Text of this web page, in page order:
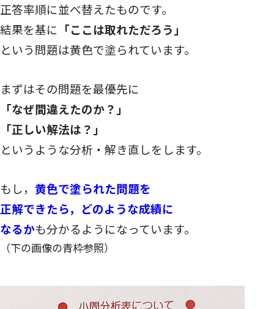
正答率順に並べ替えたものです。
結果を基に 「ここは取れただろう」
という問題は黄色で塗られています。
まずはその問題を最優先に
「なぜ間違えたのか？」
「正しい解法は？」
というような分析・解き直しをします。
もし， 黄色で塗られた問題を
正解できたら，どのような成績に
なるかも分かるようになっています。
（下の画像の青枠参照）